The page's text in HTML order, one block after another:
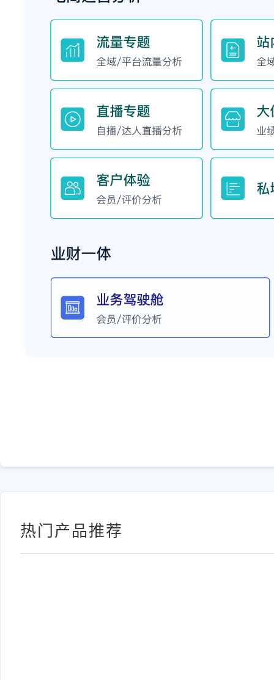
热门产品推荐